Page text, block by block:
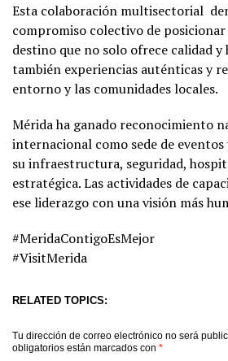
Esta colaboración multisectorial
compromiso colectivo de
destino que no solo ofrece calidad
también experiencias auténticas y
entorno y las comunidades locales.
Mérida ha ganado reconocimiento
internacional como sede de eventos
su infraestructura, seguridad,
estratégica. Las actividades de
ese liderazgo con una visión más
#MeridaContigoEsMejor
#VisitMerida
RELATED TOPICS:
Tu dirección de correo electrónico no será
obligatorios están marcados con *